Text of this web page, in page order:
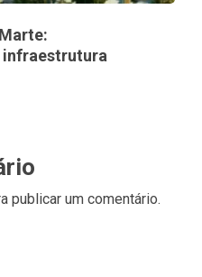
publicar um comentário.